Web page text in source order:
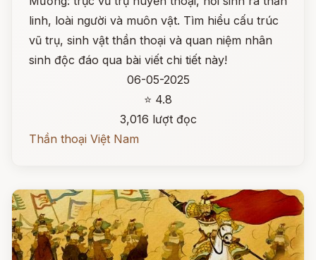
linh, loài người và muôn vật. Tìm hiểu cấu trúc
vũ trụ, sinh vật thần thoại và quan niệm nhân
sinh độc đáo qua bài viết chi tiết này!
06-05-2025
⭐ 4.8
3,016 lượt đọc
Thần thoại Việt Nam